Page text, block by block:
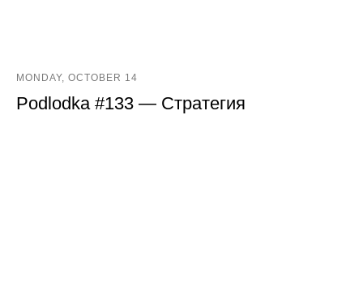
MONDAY, OCTOBER 14
Podlodka #133 — Стратегия